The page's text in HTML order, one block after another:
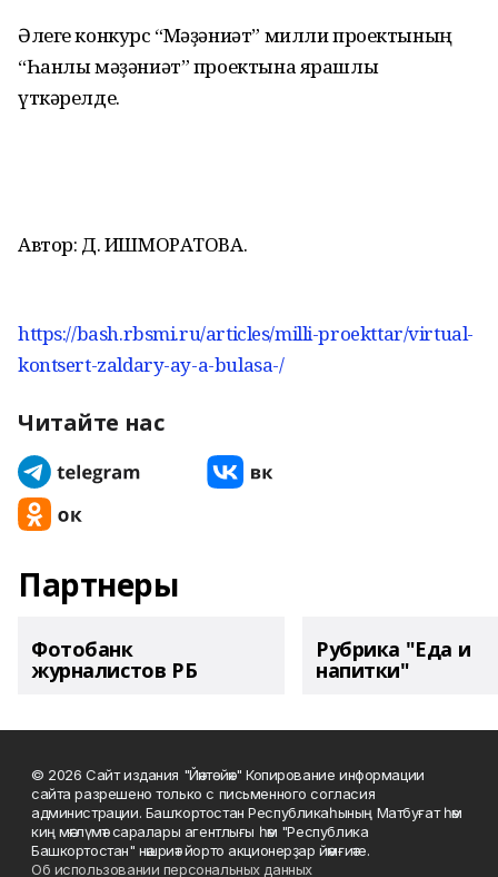
Әлеге конкурс “Мәҙәниәт” милли проектының
“Һанлы мәҙәниәт” проектына ярашлы
үткәрелде.
Автор: Д. ИШМОРАТОВА.
https://bash.rbsmi.ru/articles/milli-proekttar/virtual-
kontsert-zaldary-ay-a-bulasa-/
Читайте нас
Партнеры
Фотобанк
журналистов РБ
Рубрика "Еда и
напитки"
© 2026 Сайт издания "Йәнтөйәк" Копирование информации
сайта разрешено только с письменного согласия
администрации. Башҡортостан Республикаһының Матбуғат һәм
киң мәғлүмәт саралары агентлығы һәм "Республика
Башкортостан" нәшриәт йорто акционерҙар йәмғиәте.
Об использовании персональных данных